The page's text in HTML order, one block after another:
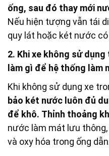
ống, sau đó thay mới
Nếu hiện tượng vẫn tái
quy lát hoặc két nước có
2. Khi xe không sử
làm gì để hệ thống làm
Khi không sử dụng xe
bảo két nước luôn đủ
để khô. Thỉnh thoảng
nước làm mát lưu
và oxy hóa trong ống